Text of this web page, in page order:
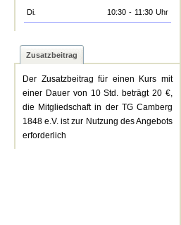
Di.
10:30 - 11:30 Uhr
Zusatzbeitrag
Der Zusatzbeitrag für einen Kurs mit
einer Dauer von 10 Std. beträgt 20 €,
die Mitgliedschaft in der TG Camberg
1848 e.V. ist zur Nutzung des Angebots
erforderlich